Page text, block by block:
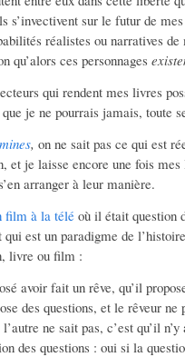
s’invectivent sur le futur de
réalistes ou narratives de
qu’alors ces personnages
qui rendent mes livres
je ne pourrais jamais, toute
, on ne sait pas ce qui est
et je laisse encore une fois
arranger à leur manière.
film à la téléoù il était question
qui est un paradigme de
livre ou film :
avoir fait un rêve, qu’il
des questions, et le rêveur
ne sait pas, c’est qu’il
des questions : oui si la